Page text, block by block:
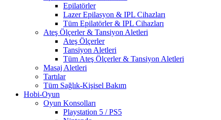
Epilatörler
Lazer Epilasyon & IPL Cihazları
Tüm Epilatörler & IPL Cihazları
Ateş Ölçerler & Tansiyon Aletleri
Ateş Ölçerler
Tansiyon Aletleri
Tüm Ateş Ölçerler & Tansiyon Aletleri
Masaj Aletleri
Tartılar
Tüm Sağlık-Kişisel Bakım
Hobi-Oyun
Oyun Konsolları
Playstation 5 / PS5